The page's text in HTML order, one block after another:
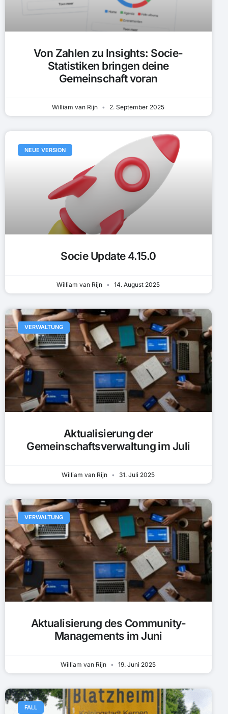
Von Zahlen zu Insights: Socie-
Statistiken bringen deine
Gemeinschaft voran
William van Rijn 2. September 2025
NEUE VERSION
Socie Update 4.15.0
William van Rijn 14. August 2025
VERWALTUNG
Aktualisierung der
Gemeinschaftsverwaltung im Juli
William van Rijn 31. Juli 2025
VERWALTUNG
Aktualisierung des Community-
Managements im Juni
William van Rijn 19. Juni 2025
FALL